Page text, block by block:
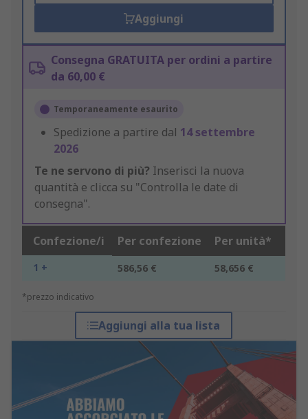
Aggiungi
Consegna GRATUITA per ordini a partire
da 60,00 €
Temporaneamente esaurito
Spedizione a partire dal 14 settembre
2026
Te ne servono di più? Inserisci la nuova
quantità e clicca su "Controlla le date di
consegna".
Confezione/i Per confezione Per unità*
1 + 586,56 € 58,656 €
*prezzo indicativo
Aggiungi alla tua lista